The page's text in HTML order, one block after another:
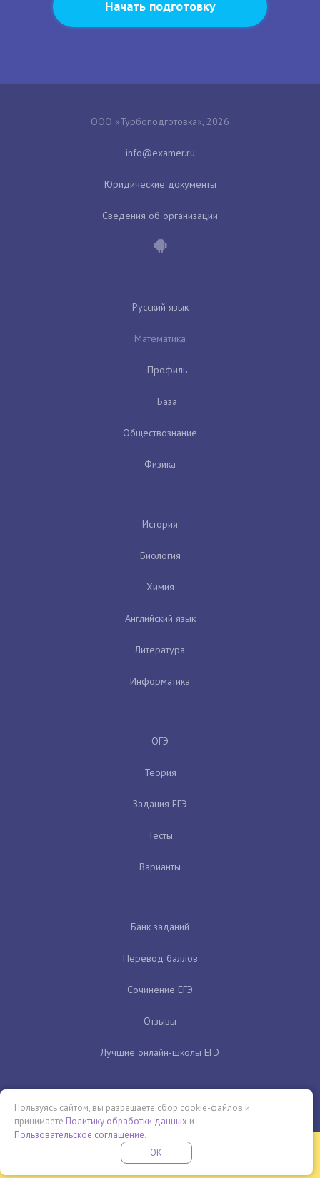
Начать подготовку
ООО «Турбоподготовка», 2026
Юридические документы
Сведения об организации
Русский язык
Математика
Профиль
База
Обществознание
Физика
История
Биология
Химия
Английский язык
Литература
Информатика
ОГЭ
Теория
Задания ЕГЭ
Тесты
Варианты
Банк заданий
Перевод баллов
Сочинение ЕГЭ
Отзывы
Лучшие онлайн-школы ЕГЭ
Бесплатная летняя школа
ПРОВЕДИ ЭТО ЛЕТО С ПОЛЬЗОЙ
Пользуясь сайтом, вы разрешаете сбор cookie-файлов и
принимаете Политику обработки данных и
Пользовательское соглашение.
OK